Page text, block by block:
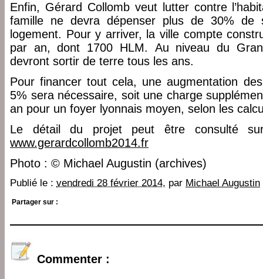
Enfin, Gérard Collomb veut lutter contre
famille ne devra dépenser plus de 30% de
logement. Pour y arriver, la ville compte
par an, dont 1700 HLM. Au niveau du
devront sortir de terre tous les ans.
Pour financer tout cela, une augmentation
5% sera nécessaire, soit une charge
an pour un foyer lyonnais moyen, selon les
Le détail du projet peut être consulté
www.gerardcollomb2014.fr
Photo : © Michael Augustin (archives)
Publié le : vendredi 28 février 2014, par Michael Augustin
Partager sur :
Commenter :